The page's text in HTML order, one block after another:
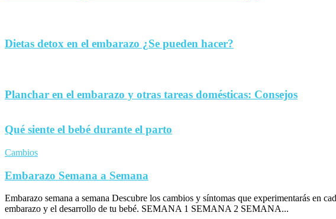
Dietas detox en el embarazo ¿Se pueden hacer?
Planchar en el embarazo y otras tareas domésticas: Consejos
Qué siente el bebé durante el parto
Cambios
Embarazo Semana a Semana
Embarazo semana a semana Descubre los cambios y síntomas que experimentarás en
embarazo y el desarrollo de tu bebé. SEMANA 1 SEMANA 2 SEMANA...